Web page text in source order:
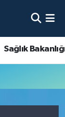
Sağlık